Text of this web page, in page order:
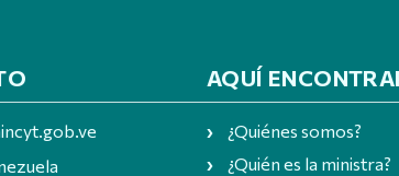
AQUÍ
¿Quiénes somos?
¿Quién es la ministra?